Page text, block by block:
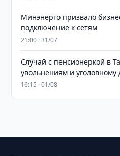
Минэнерго призвало
подключение к сетям
21:00 · 31/07
Случай с пенсионеркой в
увольнениям и уголовному
16:15 · 01/08